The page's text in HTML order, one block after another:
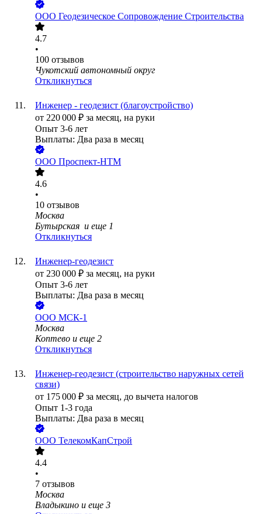
ООО Геодезическое Сопровождение Строительства
4.7
•
100 отзывов
Чукотский автономный округ
Откликнуться
Инженер - геодезист (благоустройство)
от 220 000 ₽ за месяц, на руки
Опыт 3-6 лет
Выплаты: Два раза в месяц
ООО Проспект-НТМ
4.6
•
10 отзывов
Москва
Бутырская и еще 1
Откликнуться
Инженер-геодезист
от 230 000 ₽ за месяц, на руки
Опыт 3-6 лет
Выплаты: Два раза в месяц
ООО МСК-1
Москва
Коптево и еще 2
Откликнуться
Инженер-геодезист (строительство наружных сетей
связи)
от 175 000 ₽ за месяц, до вычета налогов
Опыт 1-3 года
Выплаты: Два раза в месяц
ООО ТелекомКапСтрой
4.4
•
7 отзывов
Москва
Владыкино и еще 3